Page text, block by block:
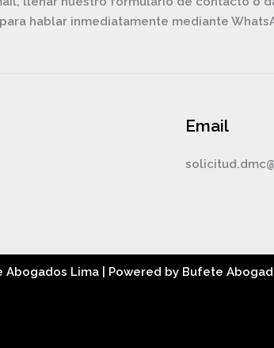
hablar inmediatamente mediante
Email
Lima | Powered by Bufete